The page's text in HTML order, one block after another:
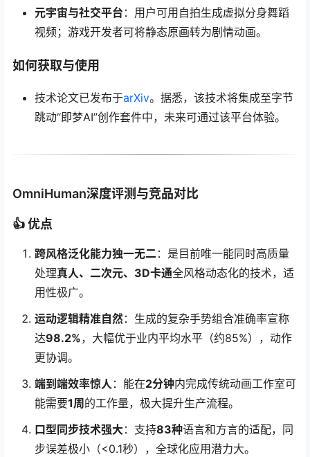
元宇宙与社交平台 ：用户可用自拍生成虚拟分身舞蹈
视频；游戏开发者可将静态原画转为剧情动画。
如何获取与使用
技术论文已发布于arXiv。据悉，该技术将集成至字节
跳动“即梦AI”创作套件中，未来可通过该平台体验。
OmniHuman深度评测与竞品对比
👍优点
跨风格泛化能力独一无二：是目前唯一能同时高质量
处理真人、二次元、3D卡通全风格动态化的技术，适
用性极广。
运动逻辑精准自然：生成的复杂手势组合准确率宣称
达98.2%，大幅优于业内平均水平（约85%），动作
更协调。
端到端效率惊人 ：能在2分钟内完成传统动画工作室可
能需要1周 的工作量，极大提升生产流程。
口型同步技术强大：支持83种语言和方言的适配，同
步误差极小（<0.1秒），全球化应用潜力大。